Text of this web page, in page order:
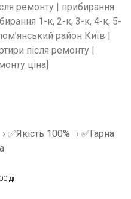
ремонту | прибирання
1-к, 2-к, 3-к, 4-к, 5-
район Київ |
після ремонту |
ціна]
› ✅Якість 100% › ✅Гарна
дп